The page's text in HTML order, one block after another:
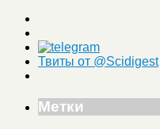
Твиты от @Scidigest
Метки